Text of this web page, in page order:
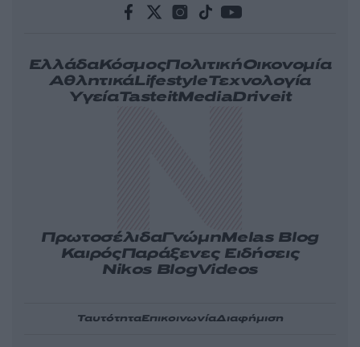
ΕλλάδαΚόσμοςΠολιτικήΟικονομία
ΑθλητικάLifestyleΤεχνολογία
ΥγείαTasteitMediaDriveit
ΠρωτοσέλιδαΓνώμηMelas Blog
ΚαιρόςΠαράξενες Ειδήσεις
Nikos BlogVideos
ΤαυτότηταΕπικοινωνίαΔιαφήμιση